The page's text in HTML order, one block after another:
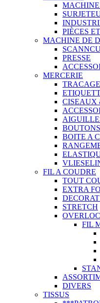
PIÈCES
MACHINE DE
PRESSE
MERCERIE
CISEAUX
BOUTONS
BOITE A
FIL A COUDRE
TOUT
EXTRA
STRETCH
FIL
DIVERS
TISSUS